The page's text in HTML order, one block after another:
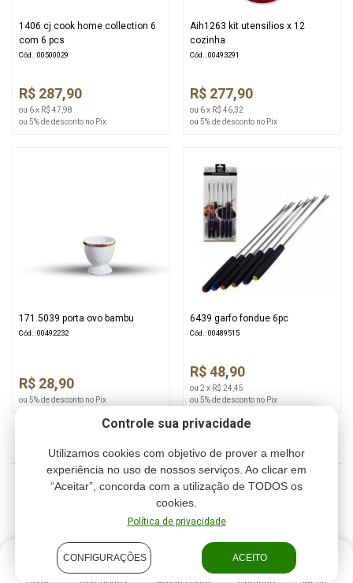
Controle sua privacidade
Utilizamos cookies com objetivo de prover a melhor
experiência no uso de nossos serviços. Ao clicar em
“Aceitar”, concorda com a utilização de TODOS os
cookies.
Política de privacidade
CONFIGURAÇÕES ACEITO
1406 cj cook home collection 6
com 6 pcs
Cód.: 00500029
R$ 287,90
ou 6 x R$ 47,98
ou 5% de desconto no Pix
Aih1263 kit utensilios x 12
cozinha
Cód.: 00493291
R$ 277,90
ou 6 x R$ 46,32
ou 5% de desconto no Pix
171.5039 porta ovo bambu
Cód.: 00492232
R$ 28,90
ou 5% de desconto no Pix
6439 garfo fondue 6pc
Cód.: 00489515
R$ 48,90
ou 2 x R$ 24,45
ou 5% de desconto no Pix
2 3